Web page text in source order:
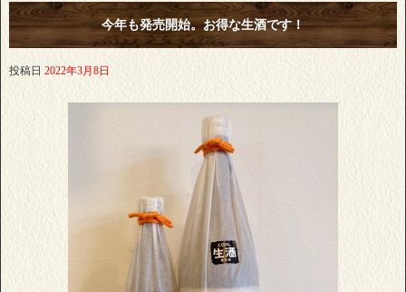
今年も発売開始。お得な生酒です！
投稿日 2022年3月8日